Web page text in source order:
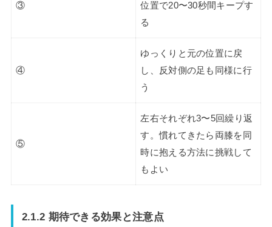
③
位置で20〜30秒間キープす
る
④
ゆっくりと元の位置に戻
し、反対側の足も同様に行
う
⑤
左右それぞれ3〜5回繰り返
す。慣れてきたら両膝を同
時に抱える方法に挑戦して
もよい
2.1.2 期待できる効果と注意点